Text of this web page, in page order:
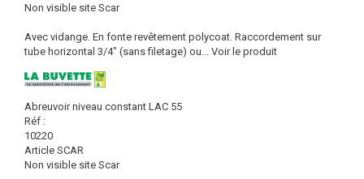
Non visible site Scar
Avec vidange. En fonte revêtement polycoat. Raccordement sur
tube horizontal 3/4" (sans filetage) ou... Voir le produit
Abreuvoir niveau constant LAC 55
Réf :
10220
Article SCAR
Non visible site Scar